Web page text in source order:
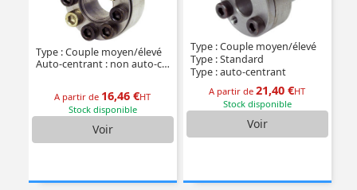
Type : Couple moyen/élevé
Auto-centrant : non auto-centrant
A partir de 16,46 €HT
Stock disponible
Voir
Type : Couple moyen/élevé
Type : Standard
Type : auto-centrant
A partir de21,40 €HT
Stock disponible
Voir